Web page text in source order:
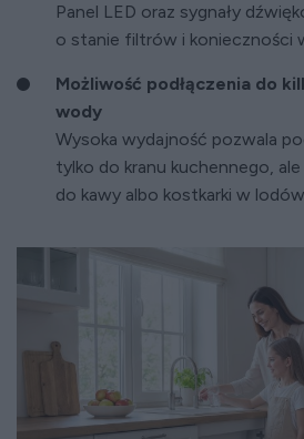
Panel LED oraz sygnały
o stanie filtrów i konieczności
Możliwość podłączenia do
wody
Wysoka wydajność pozwala
tylko do kranu kuchennego,
do kawy albo kostkarki w